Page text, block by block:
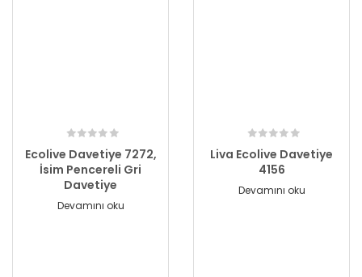
Ecolive Davetiye 7272,
İsim Pencereli Gri
Davetiye
Devamını oku
Liva Ecolive Davetiye
4156
Devamını oku